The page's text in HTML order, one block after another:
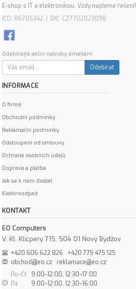
E-shop s IT a elektronikou. Vždy najdeme řešení!
IČO: 86705342 | DIČ: CZ7702023098
Odebírejte akční nabídky emailem:
Odebírat
INFORMACE
O firmě
Obchodní podmínky
Reklamační podmínky
Odstoupení od smlouvy
Ochrana osobních údajů
Doprava a platba
Jak se k nám dostat
Elektroodpad
KONTAKT
EO Computers
V. Kl. Klicpery 715, 504 01 Nový Bydžov
+420 606 622 826
+420 775 475 125
obchod@eo.cz
reklamace@eo.cz
Po–Čt
9:00–12:00, 12:30–17:00
Pá
9:00–12:00, 12:30–16:00